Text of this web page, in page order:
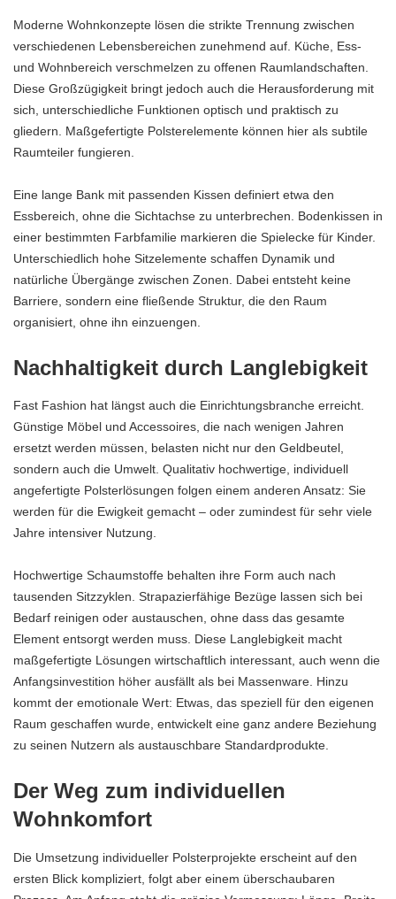
Moderne Wohnkonzepte lösen die strikte Trennung zwischen
verschiedenen Lebensbereichen zunehmend auf. Küche, Ess-
und Wohnbereich verschmelzen zu offenen Raumlandschaften.
Diese Großzügigkeit bringt jedoch auch die Herausforderung mit
sich, unterschiedliche Funktionen optisch und praktisch zu
gliedern. Maßgefertigte Polsterelemente können hier als subtile
Raumteiler fungieren.
Eine lange Bank mit passenden Kissen definiert etwa den
Essbereich, ohne die Sichtachse zu unterbrechen. Bodenkissen in
einer bestimmten Farbfamilie markieren die Spielecke für Kinder.
Unterschiedlich hohe Sitzelemente schaffen Dynamik und
natürliche Übergänge zwischen Zonen. Dabei entsteht keine
Barriere, sondern eine fließende Struktur, die den Raum
organisiert, ohne ihn einzuengen.
Nachhaltigkeit durch Langlebigkeit
Fast Fashion hat längst auch die Einrichtungsbranche erreicht.
Günstige Möbel und Accessoires, die nach wenigen Jahren
ersetzt werden müssen, belasten nicht nur den Geldbeutel,
sondern auch die Umwelt. Qualitativ hochwertige, individuell
angefertigte Polsterlösungen folgen einem anderen Ansatz: Sie
werden für die Ewigkeit gemacht – oder zumindest für sehr viele
Jahre intensiver Nutzung.
Hochwertige Schaumstoffe behalten ihre Form auch nach
tausenden Sitzzyklen. Strapazierfähige Bezüge lassen sich bei
Bedarf reinigen oder austauschen, ohne dass das gesamte
Element entsorgt werden muss. Diese Langlebigkeit macht
maßgefertigte Lösungen wirtschaftlich interessant, auch wenn die
Anfangsinvestition höher ausfällt als bei Massenware. Hinzu
kommt der emotionale Wert: Etwas, das speziell für den eigenen
Raum geschaffen wurde, entwickelt eine ganz andere Beziehung
zu seinen Nutzern als austauschbare Standardprodukte.
Der Weg zum individuellen
Wohnkomfort
Die Umsetzung individueller Polsterprojekte erscheint auf den
ersten Blick kompliziert, folgt aber einem überschaubaren